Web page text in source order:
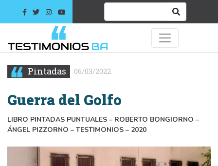
Pintadas 06/03/2022
Guerra del Golfo
LIBRO PINTADAS PUNTUALES – ROBERTO BONGIORNO –
ÁNGEL PIZZORNO – TESTIMONIOS – 2020